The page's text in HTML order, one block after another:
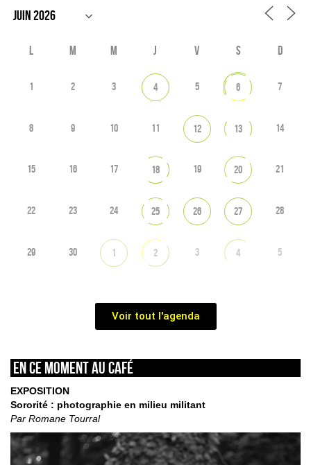
L M M J V S D
1 2 3 4 5 6 7
8 9 10 11 12 13 14
15 16 17 18 19 20 21
22 23 24 25 26 27 28
29 30 1 2 3 4 5
Voir tout l'agenda
En ce moment au café
EXPOSITION
Sororité : photographie en milieu militant
Par Romane Tourral